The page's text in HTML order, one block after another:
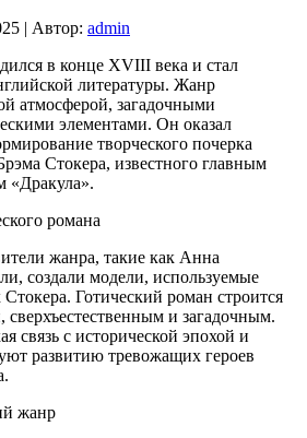
| Автор: admin
в конце XVIII века и стал
литературы. Жанр
атмосферой, загадочными
элементами. Он оказал
творческого почерка
Стокера, известного главным
«Дракула».
романа
жанра, такие как Анна
создали модели, используемые
Готический роман строится
сверхъестественным и загадочным.
связь с исторической эпохой и
развитию тревожащих героев
жанр